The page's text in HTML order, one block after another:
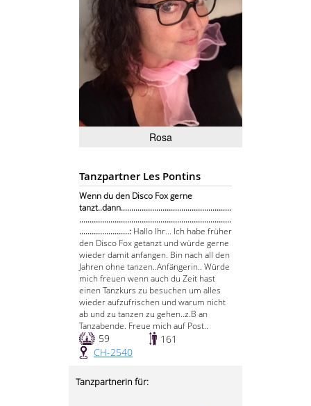
Rosa
Tanzpartner Les Pontins
Wenn du den Disco Fox gerne
tanzt..dann.....................................................
.........................................................................
........................: Hallo Ihr... Ich habe früher
den Disco Fox getanzt und würde gerne
wieder damit anfangen. Bin nach all den
Jahren ohne tanzen..Anfängerin.. Würde
mich freuen wenn auch du Zeit hast
einen Tanzkurs zu besuchen um alles
wieder aufzufrischen und warum nicht
ab und zu tanzen zu gehen..z.B an
Tanzabende. Freue mich auf Post..
59
161
CH-2540
Tanzpartnerin für: